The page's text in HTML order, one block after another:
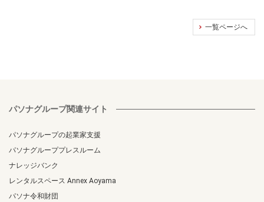
一覧ページへ
パソナグループ関連サイト
パソナグループの起業家支援
パソナグループプレスルーム
ナレッジバンク
レンタルスペース Annex Aoyama
パソナ令和財団